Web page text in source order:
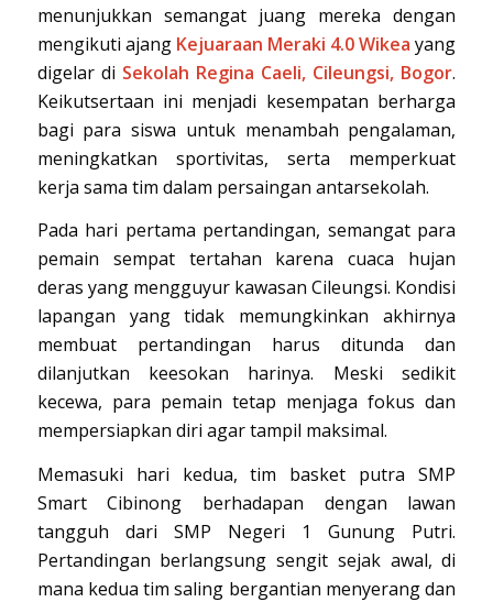
menunjukkan semangat juang mereka dengan
mengikuti ajang Kejuaraan Meraki 4.0 Wikea yang
digelar di Sekolah Regina Caeli, Cileungsi, Bogor.
Keikutsertaan ini menjadi kesempatan berharga
bagi para siswa untuk menambah pengalaman,
meningkatkan sportivitas, serta memperkuat
kerja sama tim dalam persaingan antarsekolah.
Pada hari pertama pertandingan, semangat para
pemain sempat tertahan karena cuaca hujan
deras yang mengguyur kawasan Cileungsi. Kondisi
lapangan yang tidak memungkinkan akhirnya
membuat pertandingan harus ditunda dan
dilanjutkan keesokan harinya. Meski sedikit
kecewa, para pemain tetap menjaga fokus dan
mempersiapkan diri agar tampil maksimal.
Memasuki hari kedua, tim basket putra SMP
Smart Cibinong berhadapan dengan lawan
tangguh dari SMP Negeri 1 Gunung Putri.
Pertandingan berlangsung sengit sejak awal, di
mana kedua tim saling bergantian menyerang dan